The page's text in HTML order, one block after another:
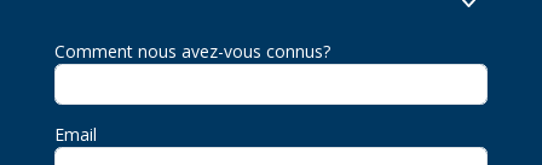
Comment nous avez-vous connus?
Email